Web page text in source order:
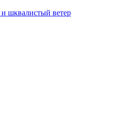
и шквалистый ветер